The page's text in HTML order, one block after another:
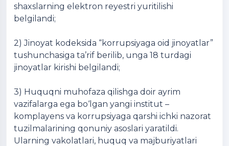
shaxslarning elektron reyestri yuritilishi
belgilandi;
2) Jinoyat kodeksida “korrupsiyaga oid jinoyatlar”
tushunchasiga ta’rif berilib, unga 18 turdagi
jinoyatlar kirishi belgilandi;
3) Huquqni muhofaza qilishga doir ayrim
vazifalarga ega bo‘lgan yangi institut –
komplayens va korrupsiyaga qarshi ichki nazorat
tuzilmalarining qonuniy asoslari yaratildi.
Ularning vakolatlari, huquq va majburiyatlari